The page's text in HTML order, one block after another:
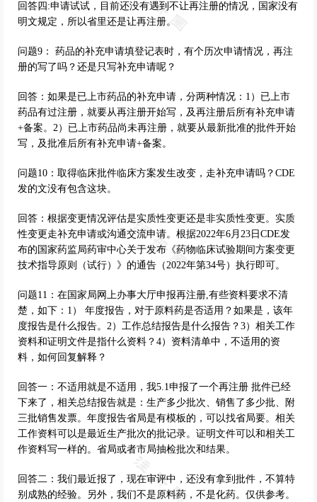
回答四:申请试试，目前还没有遇到不让再注册的情况，国家没有
明文规定，所以省里还是让再注册。
问题9： 药品的补充申请填登记表时，有个历次申请情况，再注
册的写了吗？还是只写补充申请呢？
回答：如果是已上市药品的补充申请，分两种情况：1）已上市
药品有过注册，就要从再注册开始写，及再注册后所有补充申请
+备案。2）已上市药品尚未再注册，就要从最新批准的批件开始
写，及批准后所有补充申请+备案。
问题10：取得临床批件临床方案发生改变，走补充申请吗？CDE
发的文没有包含这块。
回答：根据变更情况评估是实质性变更还是非实质性变更。实质
性变更走补充申请或沟通交流申请。根据2022年6月23日CDE发
布的国家药监局药审中心关于发布《药物临床试验期间方案变更
技术指导原则（试行）》的通告（2022年第34号）执行即可。
问题11：在国家局网上办事大厅申报再注册,有些资料要求不清
楚，如下：1） 年度报告，对于原料药是否适用？如果是，该年
度报告是什么报告。2）工作总结报告是什么报告？3）相关工作
资料和证明文件是指什么资料？4）资料清单中，不适用的资
料，如何回复解释？
回答一：不适用就是不适用，我5.1申报了一个再注册 批件已经
下来了，相关总结报告就是：生产多少批次、销售了多少批、附
三批销售发票。年度报告省局是有模板的，可以找省局要。相关
工作资料可以是最近生产批次的批记录。证明文件可以和相关工
作资料写一样的。省局或者市局抽检批次和结果。
回答二：我们最近报了，现在审评中，还没有拿到批件，不算特
别成熟的经验。另外，我们不是原料药，不是化药。仅供参考。